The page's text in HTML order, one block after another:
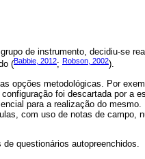
de instrumento, decidiu-se
(Babbie, 2012; Robson, 2002).
opções metodológicas. Por
foi descartada por a
para a realização do
com uso de notas de campo,
questionários autopreenchidos.